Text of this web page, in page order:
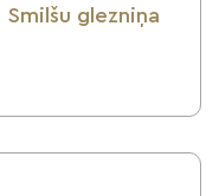
glezniņa